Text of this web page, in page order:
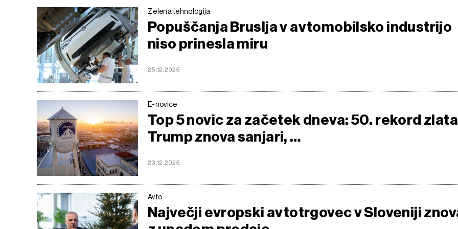
Zelena tehnologija
Popuščanja Bruslja v avtomobilsko industrijo
niso prinesla miru
25.12.2025
E-novice
Top 5 novic za začetek dneva: 50. rekord
Trump znova sanjari, …
23.12.2025
Avto
Največji evropski avtotrgovec v Sloveniji